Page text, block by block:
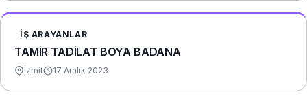
İŞ ARAYANLAR
TAMİR TADİLAT BOYA BADANA
İzmit 17 Aralık 2023